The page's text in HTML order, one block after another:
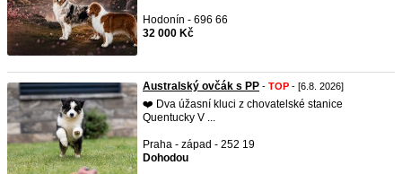
Hodonín - 696 66
32 000 Kč
Australský ovčák s PP - TOP - [6.8. 2026]
❤️ Dva úžasní kluci z chovatelské stanice
Quentucky V ...
Praha - západ - 252 19
Dohodou